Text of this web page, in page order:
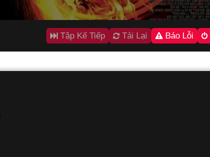
Tập Kế Tiếp Tải Lại Báo Lỗi